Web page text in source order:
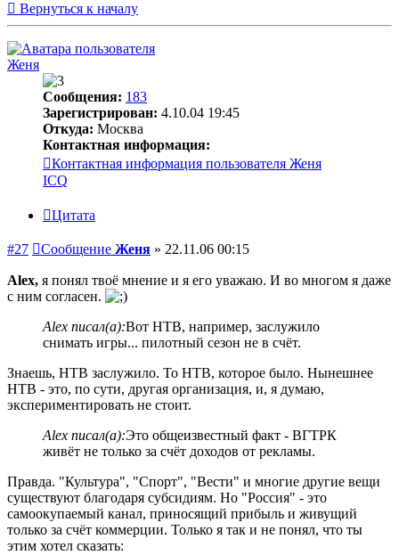
Вернуться к началу
Женя
Сообщения: 183
Зарегистрирован: 4.10.04 19:45
Откуда: Москва
Контактная информация:
Контактная информация пользователя Женя
ICQ
Цитата
#27 Сообщение Женя » 22.11.06 00:15
Alex, я понял твоё мнение и я его уважаю. И во многом я даже
с ним согласен.
Alex писал(а):Вот НТВ, например, заслужило
снимать игры... пилотный сезон не в счёт.
Знаешь, НТВ заслужило. То НТВ, которое было. Нынешнее
НТВ - это, по сути, другая организация, и, я думаю,
экспериментировать не стоит.
Alex писал(а):Это общеизвестный факт - ВГТРК
живёт не только за счёт доходов от рекламы.
Правда. "Культура", "Спорт", "Вести" и многие другие вещи
существуют благодаря субсидиям. Но "Россия" - это
самоокупаемый канал, приносящий прибыль и живущий
только за счёт коммерции. Только я так и не понял, что ты
этим хотел сказать: